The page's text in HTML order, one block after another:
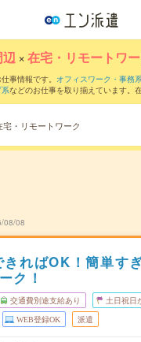
辺 ×在宅・リモートワ
事情報です。 オフィスワーク・事務
系などのお仕事を取り揃えています。
・リモートワーク
08/08
ればOK！簡単す
ク！
交通費別途支給あり 土日祝日
WEB登録OK 派遣